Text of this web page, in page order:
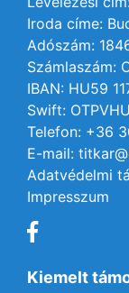
Iroda címe:
Adószám:
Számlaszám:
IBAN: HU59
Swift:
Telefon: +36
E-mail:
Adatvédelmi
Impresszum
Kiemelt